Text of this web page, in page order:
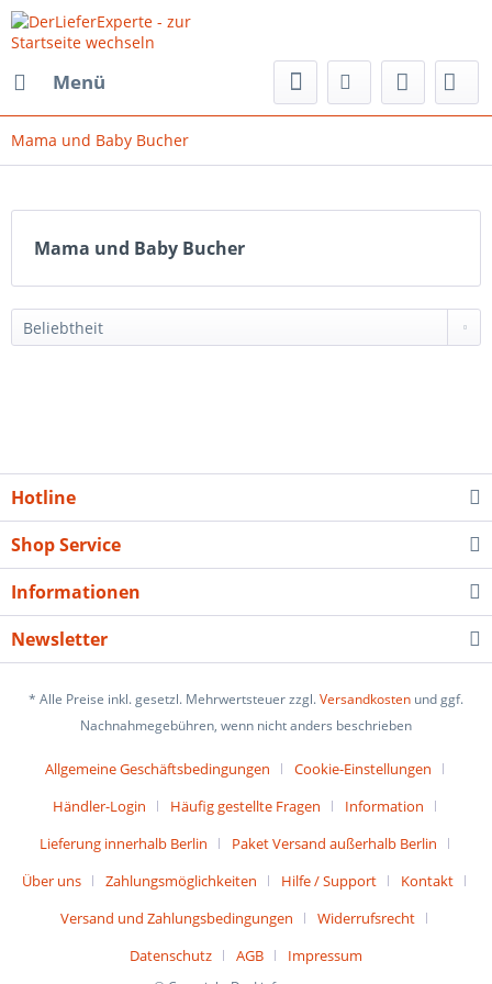
Menü
Mama und Baby Bucher
Mama und Baby Bucher
Hotline
Shop Service
Informationen
Newsletter
* Alle Preise inkl. gesetzl. Mehrwertsteuer zzgl.Versandkosten und ggf.
Nachnahmegebühren, wenn nicht anders beschrieben
Allgemeine Geschäftsbedingungen
Cookie-Einstellungen
Händler-Login
Häufig gestellte Fragen
Information
Lieferung innerhalb Berlin
Paket Versand außerhalb Berlin
Über uns
Zahlungsmöglichkeiten Hilfe / Support
Kontakt
Versand und Zahlungsbedingungen
Widerrufsrecht
Datenschutz
AGB Impressum